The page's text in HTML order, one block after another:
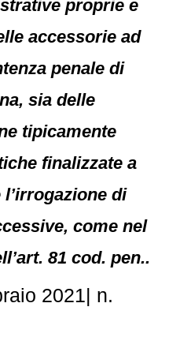
proprie e
accessorie ad
penale di
sia delle
tipicamente
finalizzate a
di
come nel
81 cod. pen..
2021| n.